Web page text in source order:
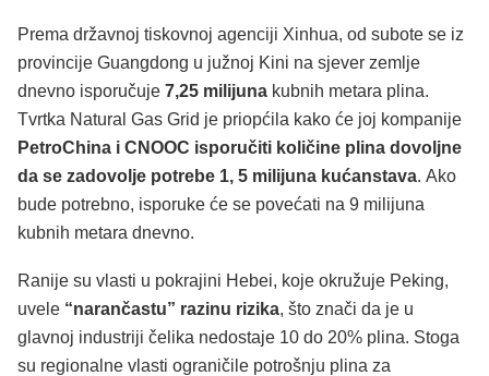
Prema državnoj tiskovnoj agenciji Xinhua, od subote se iz
provincije Guangdong u južnoj Kini na sjever zemlje
dnevno isporučuje 7,25 milijuna kubnih metara plina.
Tvrtka Natural Gas Grid je priopćila kako će joj kompanije
PetroChina i CNOOC isporučiti količine plina dovoljne
da se zadovolje potrebe 1, 5 milijuna kućanstava. Ako
bude potrebno, isporuke će se povećati na 9 milijuna
kubnih metara dnevno.
Ranije su vlasti u pokrajini Hebei, koje okružuje Peking,
uvele “narančastu” razinu rizika, što znači da je u
glavnoj industriji čelika nedostaje 10 do 20% plina. Stoga
su regionalne vlasti ograničile potrošnju plina za